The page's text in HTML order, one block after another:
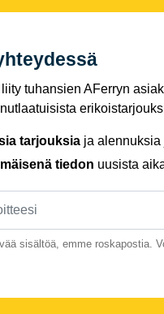
tuhansien AFerryn
tarjouksia ja alennuksia
tiedon uusista
sisältöä, emme roskapostia.